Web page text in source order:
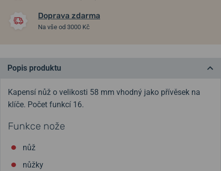
Doprava zdarma
Na vše od 3000 Kč
Popis produktu
Kapensí nůž o velikosti 58 mm vhodný jako přívěsek na
klíče. Počet funkcí 16.
Funkce nože
nůž
nůžky